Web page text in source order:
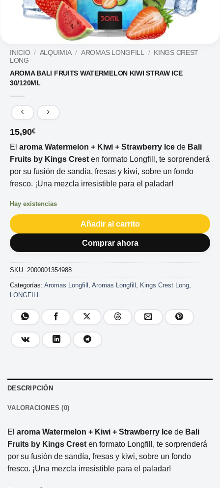
INICIO / ALQUIMIA / AROMAS LONGFILL /
KINGS CREST
LONG
AROMA BALI FRUITS WATERMELON KIWI STRAW ICE
30/120ML
15,90€
El aroma Watermelon + Kiwi + Strawberry Ice de Bali
Fruits by Kings Crest en formato Longfill, te sorprenderá
por su fusión de sandía, fresas y kiwi, sobre un fondo
fresco. ¡Una mezcla irresistible para el paladar!
Hay existencias
Añadir al carrito
Comprar ahora
SKU: 2000001354988
Categorías: Aromas Longfill , Aromas Longfill , Kings Crest Long,
LONGFILL
DESCRIPCIÓN
VALORACIONES (0)
El aroma Watermelon + Kiwi + Strawberry Ice de Bali
Fruits by Kings Crest en formato Longfill, te sorprenderá
por su fusión de sandía, fresas y kiwi, sobre un fondo
fresco. ¡Una mezcla irresistible para el paladar!